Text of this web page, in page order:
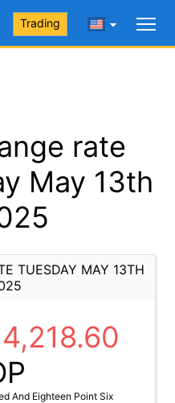
Trading
rate
May 13th
TUESDAY MAY 13TH
4,218.60
And Eighteen Point Six